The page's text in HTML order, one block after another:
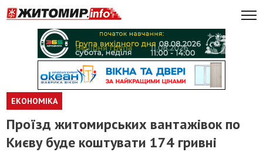
ЕКОНОМІКА
Проїзд житомирських вантажівок по
Києву буде коштувати 174 гривні